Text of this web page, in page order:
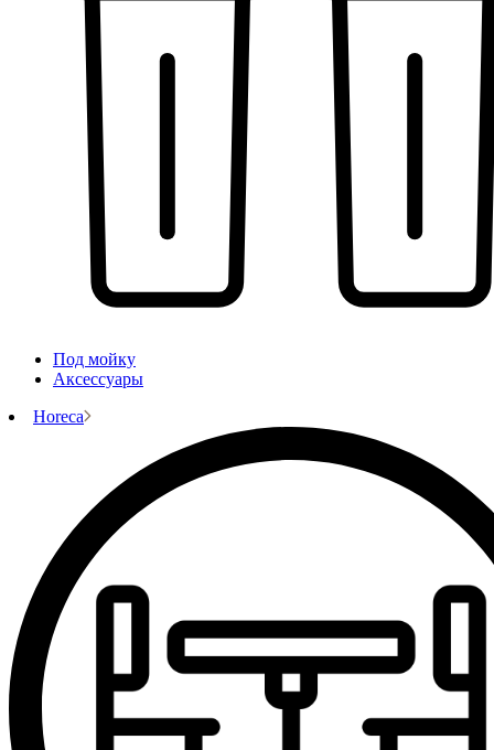
Под мойку
Аксессуары
Horeca